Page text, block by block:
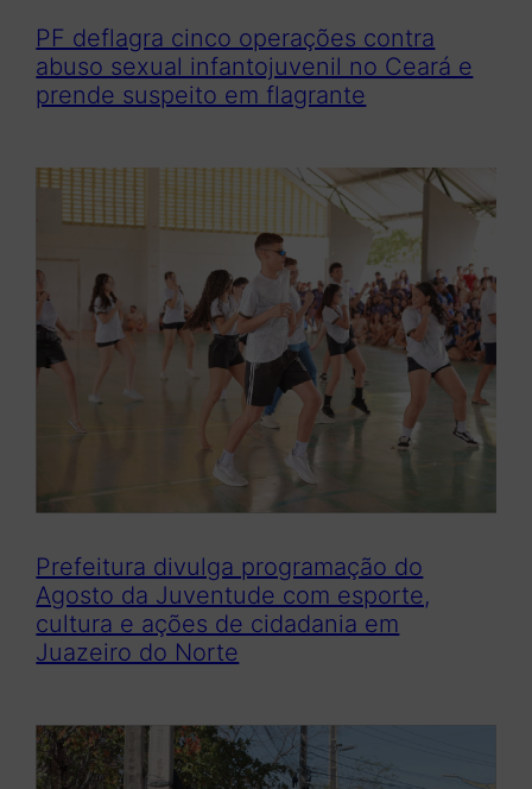
PF deflagra cinco operações contra
abuso sexual infantojuvenil no Ceará e
prende suspeito em flagrante
Prefeitura divulga programação do
Agosto da Juventude com esporte,
cultura e ações de cidadania em
Juazeiro do Norte